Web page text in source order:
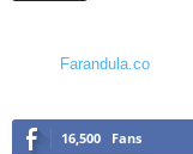
Farandula.co
16,500 Fans